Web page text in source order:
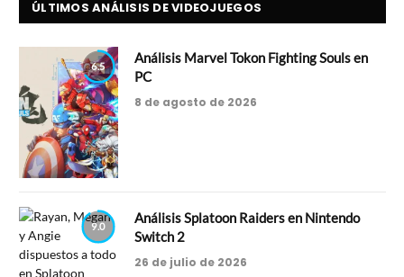
ÚLTIMOS ANÁLISIS DE VIDEOJUEGOS
6.5
Análisis Marvel Tokon Fighting Souls en
PC
8 de agosto de 2026
9.0
Análisis Splatoon Raiders en Nintendo
Switch 2
26 de julio de 2026